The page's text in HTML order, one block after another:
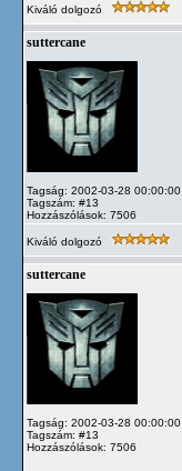
Kiváló dolgozó
suttercane
Tagság: 2002-03-28 00:00:00
Tagszám: #13
Hozzászólások: 7506
Kiváló dolgozó
suttercane
Tagság: 2002-03-28 00:00:00
Tagszám: #13
Hozzászólások: 7506